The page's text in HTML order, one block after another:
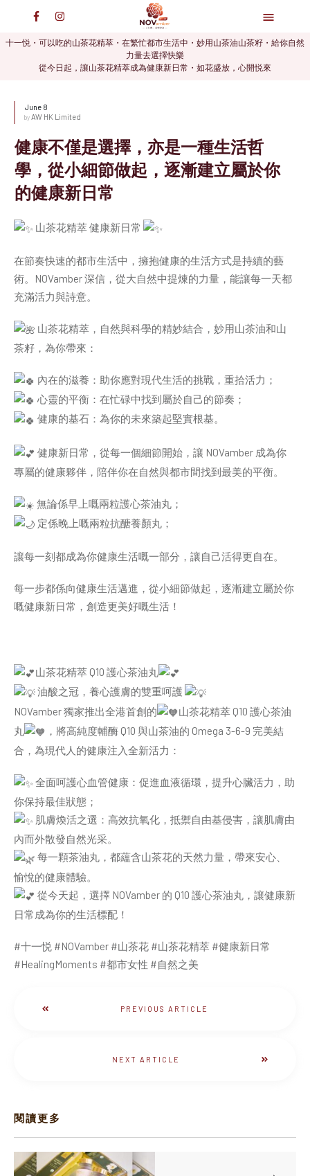
十一悦・可以吃的山茶花精萃・在繁忙都市生活中・妙用山茶油山茶籽・給你自然
力量去選擇快樂
從今日起，讓山茶花精萃成為健康新日常・如花盛放，心開悦來
June 8
by AW HK Limited
健康不僅是選擇，亦是一種生活哲
學，從小細節做起，逐漸建立屬於你
的健康新日常
山茶花精萃 健康新日常
在節奏快速的都市生活中，擁抱健康的生活方式是持續的藝
術。NOVamber 深信，從大自然中提煉的力量，能讓每一天都
充滿活力與詩意。
山茶花精萃，自然與科學的精妙結合，妙用山茶油和山
茶籽，為你帶來：
內在的滋養：助你應對現代生活的挑戰，重拾活力；
心靈的平衡：在忙碌中找到屬於自己的節奏；
健康的基石：為你的未來築起堅實根基。
健康新日常，從每一個細節開始，讓 NOVamber 成為你
專屬的健康夥伴，陪伴你在自然與都市間找到最美的平衡。
無論係早上嘅兩粒護心茶油丸 ；
定係晚上嘅兩粒抗醣養顏丸 ；
讓每一刻都成為你健康生活嘅一部分，讓自己活得更自在。
每一步都係向健康生活邁進，從小細節做起，逐漸建立屬於你
嘅健康新日常，創造更美好嘅生活！
山茶花精萃 Q10 護心茶油丸
油酸之冠，養心護膚的雙重呵護
NOVamber 獨家推出全港首創的
山茶花精萃 Q10 護心茶油
丸
，將高純度輔酶 Q10 與山茶油的 Omega 3-6-9 完美結
合，為現代人的健康注入全新活力：
全面呵護心血管健康：促進血液循環，提升心臟活力，助
你保持最佳狀態；
肌膚煥活之選：高效抗氧化，抵禦自由基侵害，讓肌膚由
內而外散發自然光采。
每一顆茶油丸，都蘊含山茶花的天然力量，帶來安心、
愉悅的健康體驗。
從今天起，選擇 NOVamber 的 Q10 護心茶油丸，讓健康新
日常成為你的生活標配！
#十一悦 #NOVamber #山茶花 #山茶花精萃 #健康新日常
#HealingMoments #都市女性 #自然之美
PREVIOUS ARTICLE
NEXT ARTICLE
閱讀更多